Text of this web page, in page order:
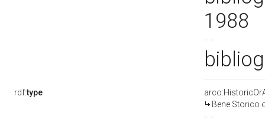
1988
rdf:type
Bene Storico